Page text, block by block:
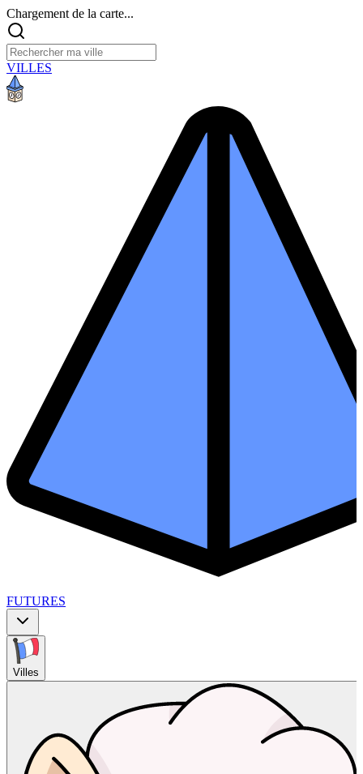
Chargement de la carte...
VILLES
FUTURES
Villes